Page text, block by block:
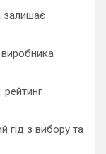
залишає
виробника
гід з вибору та